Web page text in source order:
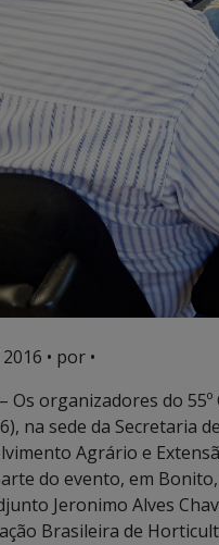
• por •
Os organizadores do
na sede da Secretaria
Agrário e
do evento, em
Jeronimo Alves
Brasileira de